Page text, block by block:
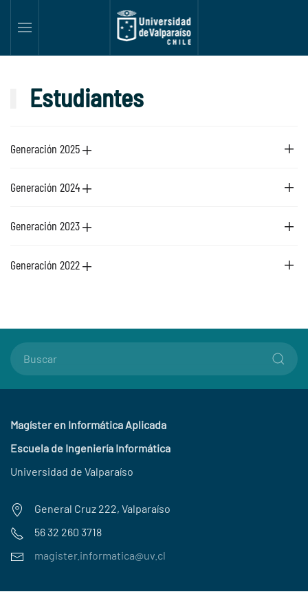
Skip to main content
Estudiantes
Generación 2025
Generación 2024
Generación 2023
Generación 2022
Magíster en Informática Aplicada
Escuela de Ingeniería Informática
Universidad de Valparaíso
General Cruz 222, Valparaíso
56 32 260 3718
magister.informatica@uv.cl